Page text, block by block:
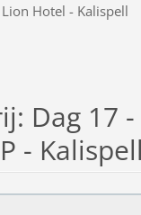
Hotel - Kalispell
Dag 17
- Kalispell